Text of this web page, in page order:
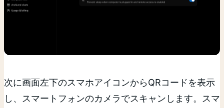
次に画面左下のスマホアイコンからQRコードを表示
し、スマートフォンのカメラでスキャンします。スマ